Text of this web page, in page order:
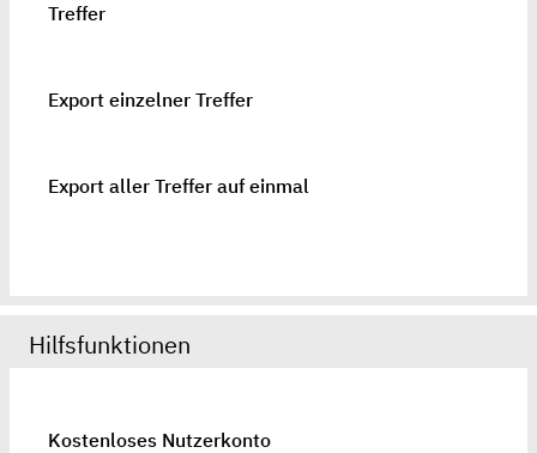
Treffer
Export einzelner Treffer
Export aller Treffer auf einmal
Hilfsfunktionen
Kostenloses Nutzerkonto